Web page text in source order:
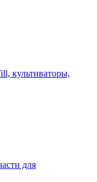
культиваторы,
для